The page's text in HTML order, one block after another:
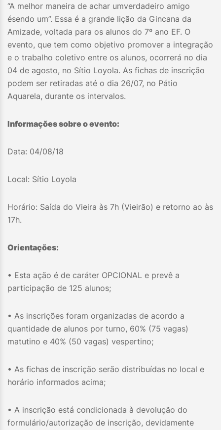
“A melhor maneira de achar umverdadeiro amigo
ésendo um”. Essa é a grande lição da Gincana da
Amizade, voltada para os alunos do 7º ano EF. O
evento, que tem como objetivo promover a integração
e o trabalho coletivo entre os alunos, ocorrerá no dia
04 de agosto, no Sítio Loyola. As fichas de inscrição
podem ser retiradas até o dia 26/07, no Pátio
Aquarela, durante os intervalos.
Informações sobre o evento:
Data: 04/08/18
Local: Sítio Loyola
Horário: Saída do Vieira às 7h (Vieirão) e retorno ao às
17h.
Orientações:
• Esta ação é de caráter OPCIONAL e prevê a
participação de 125 alunos;
• As inscrições foram organizadas de acordo a
quantidade de alunos por turno, 60% (75 vagas)
matutino e 40% (50 vagas) vespertino;
• As fichas de inscrição serão distribuídas no local e
horário informados acima;
• A inscrição está condicionada à devolução do
formulário/autorização de inscrição, devidamente